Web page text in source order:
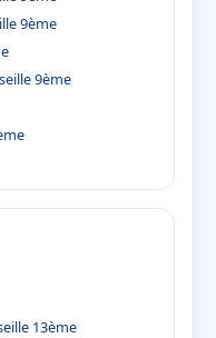
9ème
9ème
13ème